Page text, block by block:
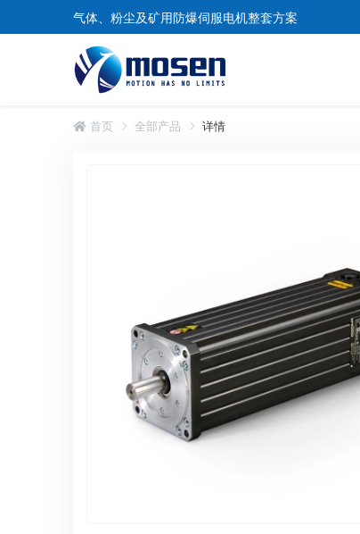
气体、粉尘及矿用防爆伺服电机整套方案
首页 全部产品 详情